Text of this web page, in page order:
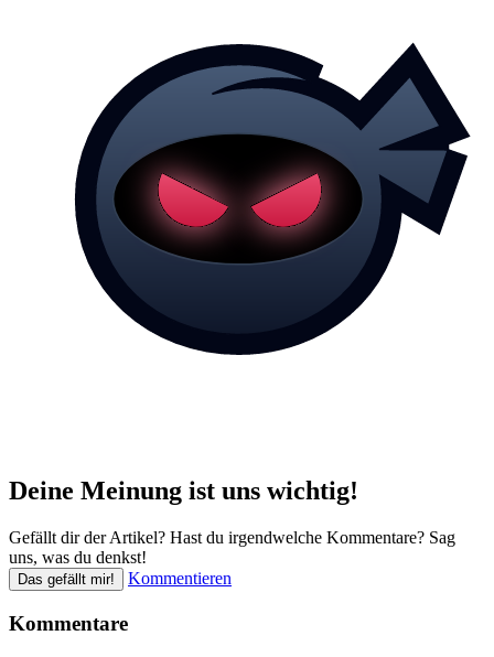
Deine Meinung ist uns wichtig!
Gefällt dir der Artikel? Hast du irgendwelche Kommentare? Sag
uns, was du denkst!
Das gefällt mir! Kommentieren
Kommentare